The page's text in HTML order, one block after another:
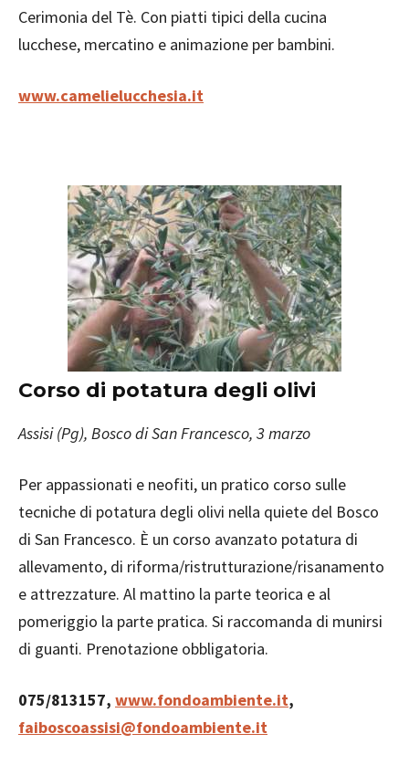
Cerimonia del Tè. Con piatti tipici della cucina
lucchese, mercatino e animazione per bambini.
www.camelielucchesia.it
Corso di potatura degli olivi
Assisi (Pg), Bosco di San Francesco, 3 marzo
Per appassionati e neofiti, un pratico corso sulle
tecniche di potatura degli olivi nella quiete del Bosco
di San Francesco. È un corso avanzato potatura di
allevamento, di riforma/ristrutturazione/risanamento
e attrezzature. Al mattino la parte teorica e al
pomeriggio la parte pratica. Si raccomanda di munirsi
di guanti. Prenotazione obbligatoria.
075/813157, www.fondoambiente.it,
faiboscoassisi@fondoambiente.it